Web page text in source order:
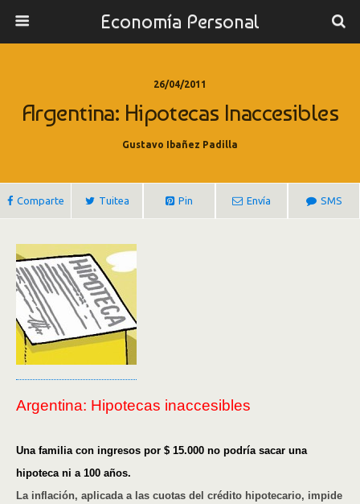
Economía Personal
26/04/2011
Argentina: Hipotecas Inaccesibles
Gustavo Ibañez Padilla
Comparte Tuitea Pin Envía SMS
Argentina: Hipotecas inaccesibles
Una familia con ingresos por $ 15.000 no podría sacar una
hipoteca ni a 100 años.
La inflación, aplicada a las cuotas del crédito hipotecario, impide